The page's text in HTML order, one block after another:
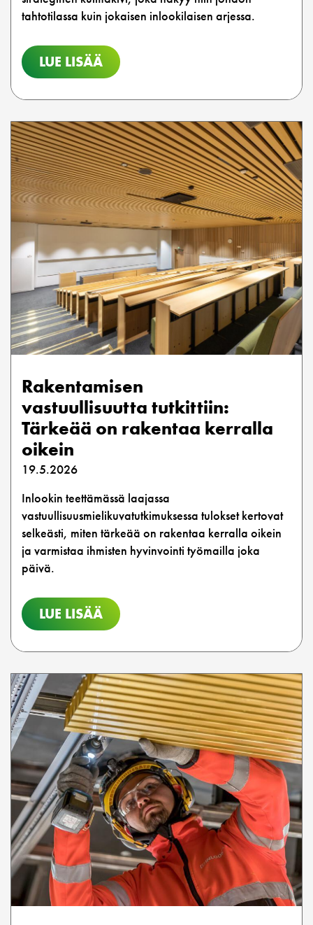
tahtotilassa kuin jokaisen inlookilaisen arjessa.
LUE LISÄÄ
Rakentamisen
vastuullisuutta tutkittiin:
Tärkeää on rakentaa kerralla
oikein
19.5.2026
Inlookin teettämässä laajassa
vastuullisuusmielikuvatutkimuksessa tulokset kertovat
selkeästi, miten tärkeää on rakentaa kerralla oikein
ja varmistaa ihmisten hyvinvointi työmailla joka
päivä.
LUE LISÄÄ